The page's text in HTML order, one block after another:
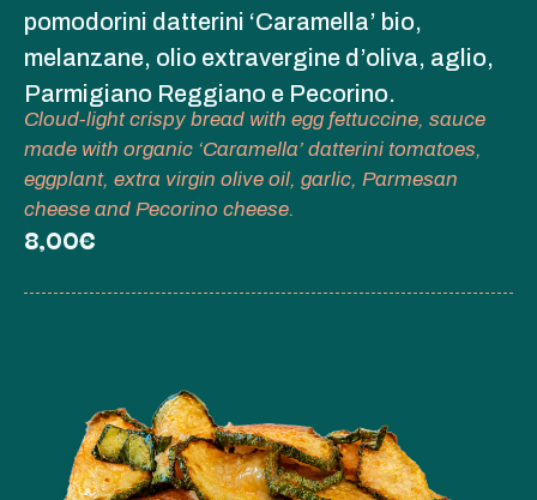
pomodorini datterini ‘Caramella’ bio,
melanzane, olio extravergine d’oliva, aglio,
Parmigiano Reggiano e Pecorino.
Cloud-light crispy bread with egg fettuccine, sauce
made with organic ‘Caramella’ datterini tomatoes,
eggplant, extra virgin olive oil, garlic, Parmesan
cheese and Pecorino cheese.
8,00€